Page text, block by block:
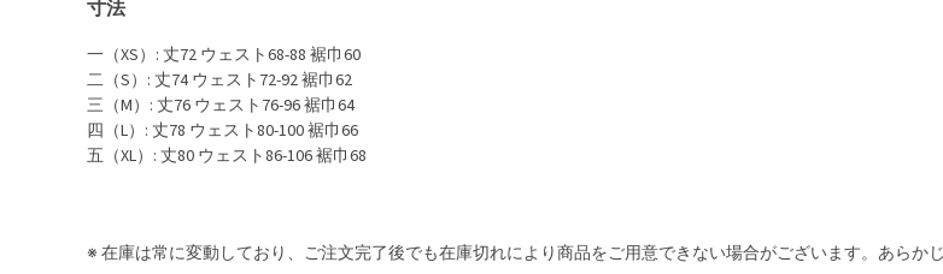
寸法
一（XS）: 丈72 ウェスト68-88 裾巾60
二（S）: 丈74 ウェスト72-92 裾巾62
三（M）: 丈76 ウェスト76-96 裾巾64
四（L）: 丈78 ウェスト80-100 裾巾66
五（XL）: 丈80 ウェスト86-106 裾巾68
※ 在庫は常に変動しており、ご注文完了後でも在庫切れにより商品をご用意できない場合がございます。あらか